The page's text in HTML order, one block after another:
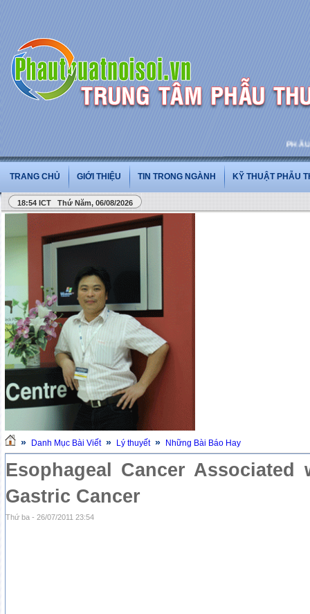
PHẪU
TRANG CHỦ GIỚI THIỆU TIN TRONG NGÀNH KỸ THUẬT PHẪU
18:54 ICT Thứ Năm, 06/08/2026
» Danh Mục Bài Viết » Lý thuyết » Những Bài Báo Hay
Esophageal Cancer Associated
Gastric Cancer
Thứ ba - 26/07/2011 23:54